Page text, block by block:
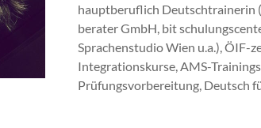
hauptberuflich Deutschtrainerin
berater GmbH, bit
Sprachenstudio Wien u.a.), ÖIF-
Integrationskurse, AMS-
Prüfungsvorbereitung, Deutsch